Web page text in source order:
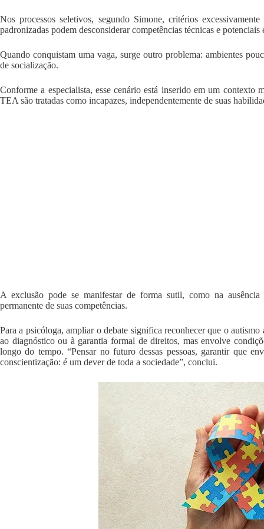
Nos processos seletivos, segundo Simone, critérios
padronizadas podem desconsiderar competências técnicas e potenciais
Quando conquistam uma vaga, surge outro problema: ambientes
de socialização.
Conforme a especialista, esse cenário está inserido em um contexto
TEA são tratadas como incapazes, independentemente de suas
A exclusão pode se manifestar de forma sutil, como na
permanente de suas competências.
Para a psicóloga, ampliar o debate significa reconhecer que o
ao diagnóstico ou à garantia formal de direitos, mas envolve
longo do tempo. “Pensar no futuro dessas pessoas, garantir que
conscientização: é um dever de toda a sociedade”, conclui.